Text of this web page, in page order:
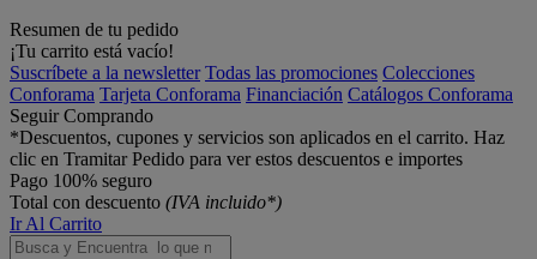
Resumen de tu pedido
¡Tu carrito está vacío!
Suscríbete a la newsletter Todas las promociones Colecciones
Conforama Tarjeta Conforama Financiación Catálogos Conforama
Seguir Comprando
*Descuentos, cupones y servicios son aplicados en el carrito. Haz
clic en Tramitar Pedido para ver estos descuentos e importes
Pago 100% seguro
Total con descuento (IVA incluido*)
Ir Al Carrito